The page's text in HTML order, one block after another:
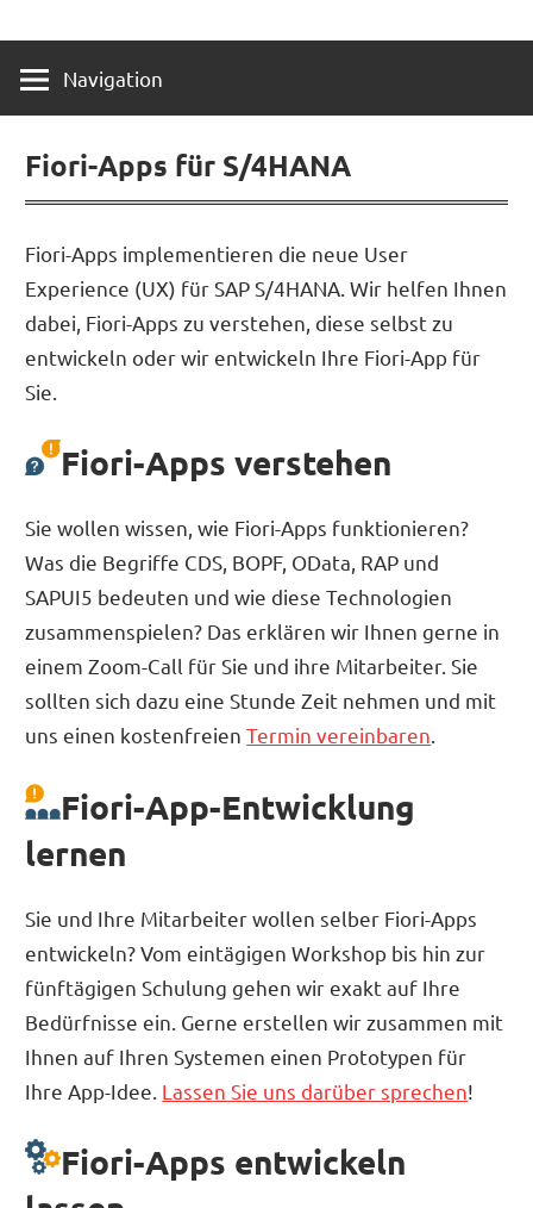
springen
10point
software
Consultants
Navigation
Fiori-Apps für S/4HANA
Fiori-Apps implementieren die neue User
Experience (UX) für SAP S/4HANA. Wir helfen Ihnen
dabei, Fiori-Apps zu verstehen, diese selbst zu
entwickeln oder wir entwickeln Ihre Fiori-App für
Sie.
Fiori-Apps verstehen
Sie wollen wissen, wie Fiori-Apps funktionieren?
Was die Begriffe CDS, BOPF, OData, RAP und
SAPUI5 bedeuten und wie diese Technologien
zusammenspielen? Das erklären wir Ihnen gerne in
einem Zoom-Call für Sie und ihre Mitarbeiter. Sie
sollten sich dazu eine Stunde Zeit nehmen und mit
uns einen kostenfreienTermin vereinbaren
Fiori-App-Entwicklung
lernen
Sie und Ihre Mitarbeiter wollen selber Fiori-Apps
entwickeln? Vom eintägigen Workshop bis hin zur
fünftägigen Schulung gehen wir exakt auf Ihre
Bedürfnisse ein. Gerne erstellen wir zusammen mit
Ihnen auf Ihren Systemen einen Prototypen für
Ihre App-Idee. Lassen Sie uns darüber sprechen!
Fiori-Apps entwickeln